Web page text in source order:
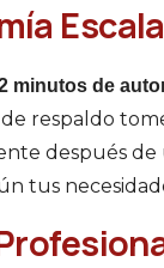
minutos de
respaldo
después
tus